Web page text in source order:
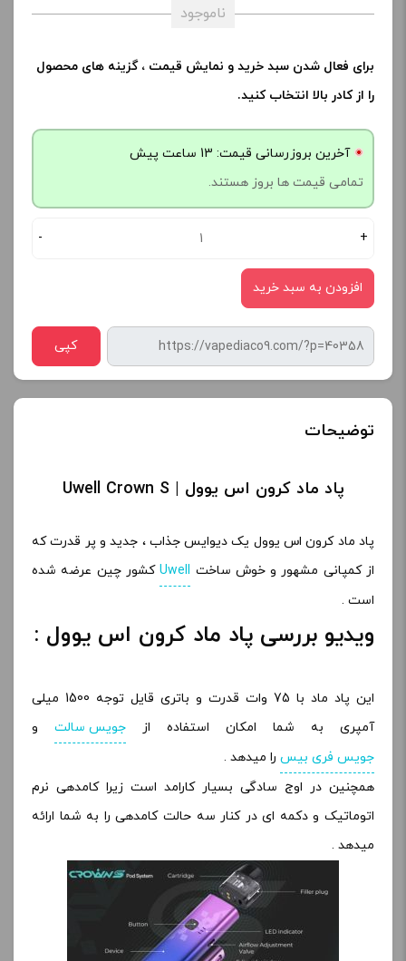
ناموجود
برای فعال شدن سبد خرید و نمایش قیمت ، گزینه های محصول
را از کادر بالا انتخاب کنید.
آخرین بروزرسانی قیمت: 13 ساعت پیش
تمامی قیمت ها بروز هستند.
- +
افزودن به سبد خرید
کپی
توضیحات
پاد ماد کرون اس یوول | Uwell Crown S
پاد ماد کرون اس یوول یک دیوایس جذاب ، جدید و پر قدرت که
از کمپانی مشهور و خوش ساخت Uwellکشور چین عرضه شده
است .
ویدیو بررسی پاد ماد کرون اس یوول :
این پاد ماد با 75 وات قدرت و باتری قایل توجه 1500 میلی
آمپری به شما امکان استفاده از جویس سالت و
جویس فری بیس را میدهد .
همچنین در اوج سادگی بسیار کارامد است زیرا کامدهی نرم
اتوماتیک و دکمه ای در کنار سه حالت کامدهی را به شما ارائه
میدهد .